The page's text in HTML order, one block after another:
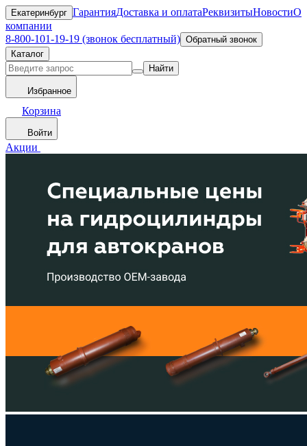
Екатеринбург ГарантияДоставка и оплатаРеквизитыНовостиО
компании
8-800-101-19-19 (звонок бесплатный) Обратный звонок
Каталог
Найти
Избранное
Корзина
Войти
Акции